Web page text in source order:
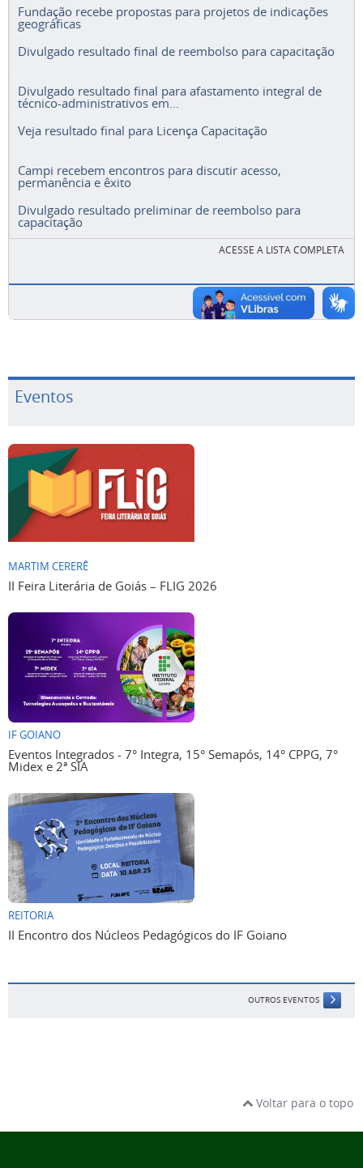
Fundação recebe propostas para projetos de indicações
geográficas
Divulgado resultado final de reembolso para capacitação
Divulgado resultado final para afastamento integral de
técnico-administrativos em...
Veja resultado final para Licença Capacitação
Campi recebem encontros para discutir acesso,
permanência e êxito
Divulgado resultado preliminar de reembolso para
capacitação
ACESSE A LISTA COMPLETA
Eventos
MARTIM CERERÊ
II Feira Literária de Goiás – FLIG 2026
IF GOIANO
Eventos Integrados - 7° Integra, 15° Semapós, 14° CPPG, 7°
Midex e 2ª SIA
REITORIA
II Encontro dos Núcleos Pedagógicos do IF Goiano
OUTROS EVENTOS
Voltar para o topo